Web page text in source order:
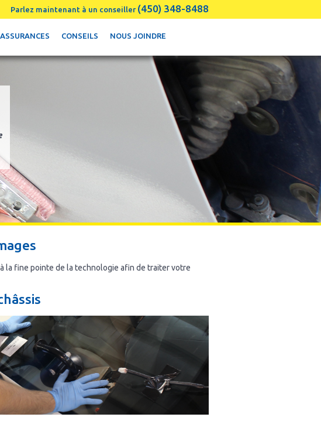
Parlez maintenant à un conseiller (450) 348-8488
CONSEILS NOUS JOINDRE
la fine pointe de la technologie afin de traiter votre